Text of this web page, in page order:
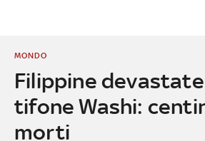
Filippine
tifone Washi:
morti
MONDO